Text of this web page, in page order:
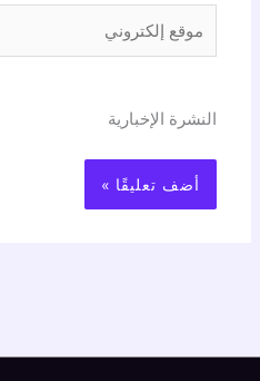
إلكتروني
النشرة الإخبارية